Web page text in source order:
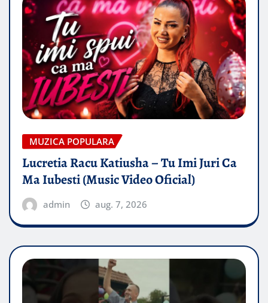
MUZICA POPULARA
Lucretia Racu Katiusha – Tu Imi Juri Ca
Ma Iubesti (Music Video Oficial)
admin aug. 7, 2026